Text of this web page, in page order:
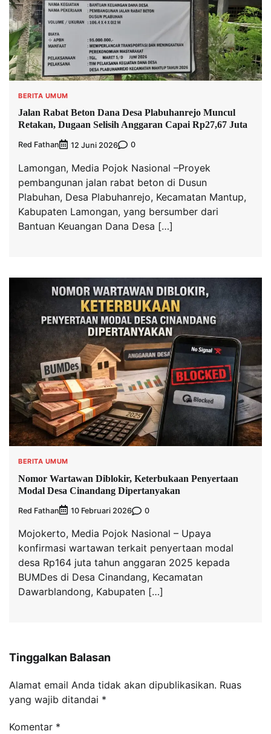
BERITA UMUM
Jalan Rabat Beton Dana Desa Plabuhanrejo Muncul
Retakan, Dugaan Selisih Anggaran Capai Rp27,67 Juta
Red Fathan 12 Juni 2026 0
Lamongan, Media Pojok Nasional –Proyek
pembangunan jalan rabat beton di Dusun
Plabuhan, Desa Plabuhanrejo, Kecamatan Mantup,
Kabupaten Lamongan, yang bersumber dari
Bantuan Keuangan Dana Desa […]
BERITA UMUM
Nomor Wartawan Diblokir, Keterbukaan Penyertaan
Modal Desa Cinandang Dipertanyakan
Red Fathan 10 Februari 2026 0
Mojokerto, Media Pojok Nasional – Upaya
konfirmasi wartawan terkait penyertaan modal
desa Rp164 juta tahun anggaran 2025 kepada
BUMDes di Desa Cinandang, Kecamatan
Dawarblandong, Kabupaten […]
Tinggalkan Balasan
Alamat email Anda tidak akan dipublikasikan. Ruas
yang wajib ditandai *
Komentar *